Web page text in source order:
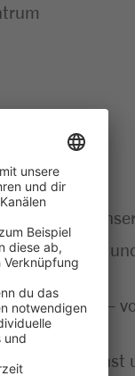
für
Sortiment
gemacht –
Einsatz planst